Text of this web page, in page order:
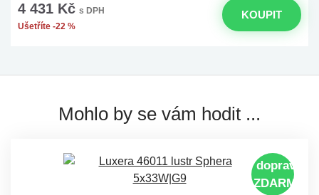
4 431 Kč s DPH
Ušetříte -22 %
KOUPIT
Mohlo by se vám hodit ...
doprava
ZDARMA